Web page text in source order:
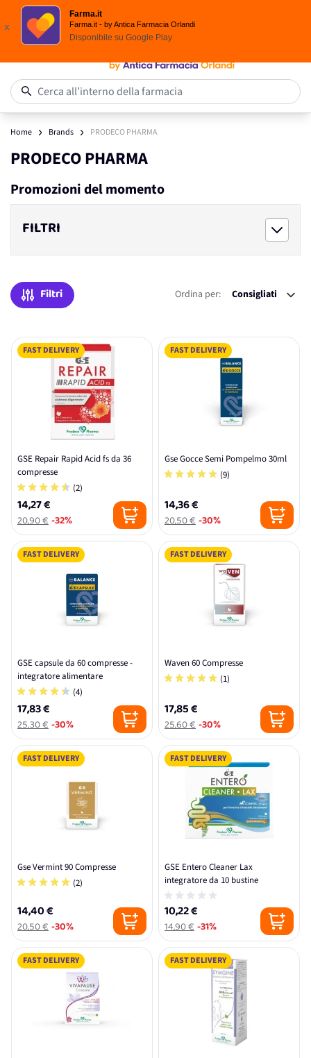
x
Farma.it
Farma.it - by Antica Farmacia Orlandi
Disponibile su Google Play
Salta al contenuto
Cerca all’interno della farmacia
Home Brands PRODECO PHARMA
PRODECO PHARMA
Promozioni del momento
FILTRI
Filtri Ordina per:
FAST DELIVERY
GSE Repair Rapid Acid fs da 36
compresse
(2)
14,27 €
20,90 €-32%
FAST DELIVERY
Gse Gocce Semi Pompelmo 30ml
(9)
14,36 €
20,50 €-30%
FAST DELIVERY
GSE capsule da 60 compresse -
integratore alimentare
(4)
17,83 €
25,30 €-30%
FAST DELIVERY
Waven 60 Compresse
(1)
17,85 €
25,60 €-30%
FAST DELIVERY
Gse Vermint 90 Compresse
(2)
14,40 €
20,50 €-30%
FAST DELIVERY
GSE Entero Cleaner Lax
integratore da 10 bustine
10,22 €
14,90 €-31%
FAST DELIVERY FAST DELIVERY